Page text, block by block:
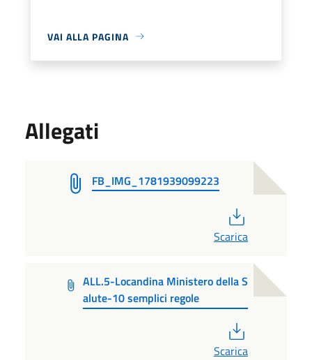
VAI ALLA PAGINA
Allegati
FB_IMG_1781939099223
Scarica
ALL.5-Locandina Ministero della S
alute-10 semplici regole
Scarica